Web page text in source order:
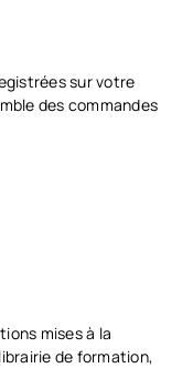
sur votre
des commandes
mises à la
de formation,